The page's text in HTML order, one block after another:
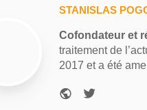
STANISLAS
Cofondateur et
traitement de
2017 et a été